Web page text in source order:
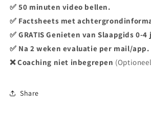
✅ 50 minuten video bellen.
✅ Factsheets met
✅ GRATIS Genieten van Slaapgids 0-4
✅ Na 2 weken evaluatie per mail/app.
❌ Coaching niet inbegrepen
Share